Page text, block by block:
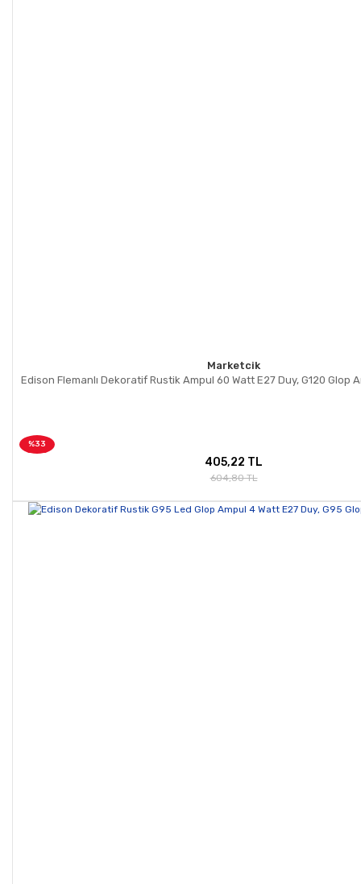
Marketcik
Edison Flemanlı Dekoratif Rustik Ampul 60 Watt E27 Duy, G120 Glop
%33
405,22 TL
604,80 TL